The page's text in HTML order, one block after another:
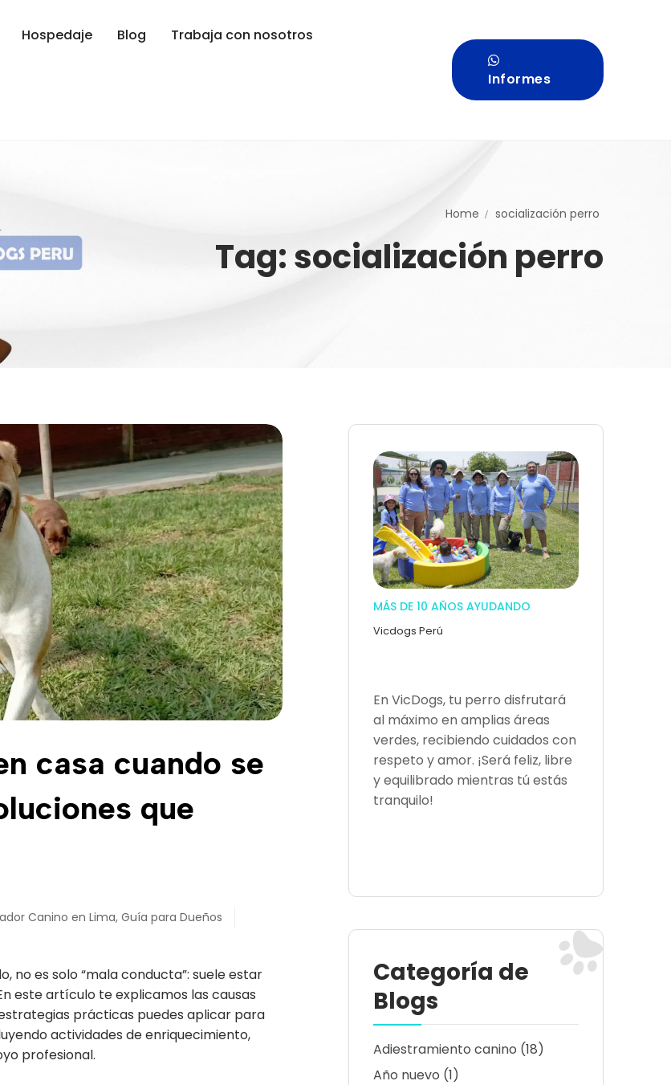
Hospedaje Blog Trabaja con nosotros
Informes
Home socialización perro
Tag: socialización perro
casa cuando se
que
Canino en Lima, Guía para Dueños
no es solo “mala conducta”: suele estar
este artículo te explicamos las causas
prácticas puedes aplicar para
actividades de enriquecimiento,
profesional.
MÁS DE 10 AÑOS AYUDANDO
Vicdogs Perú
En VicDogs, tu perro disfrutará
al máximo en amplias áreas
verdes, recibiendo cuidados con
respeto y amor. ¡Será feliz, libre
y equilibrado mientras tú estás
tranquilo!
Categoría de
Blogs
Adiestramiento canino (18)
Año nuevo (1)